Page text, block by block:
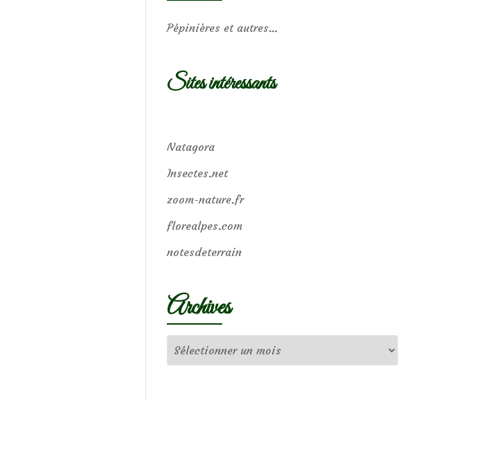
Pépinières et autres…
Sites intéressants
Natagora
Insectes.net
zoom-nature.fr
florealpes.com
notesdeterrain
Archives
Archives